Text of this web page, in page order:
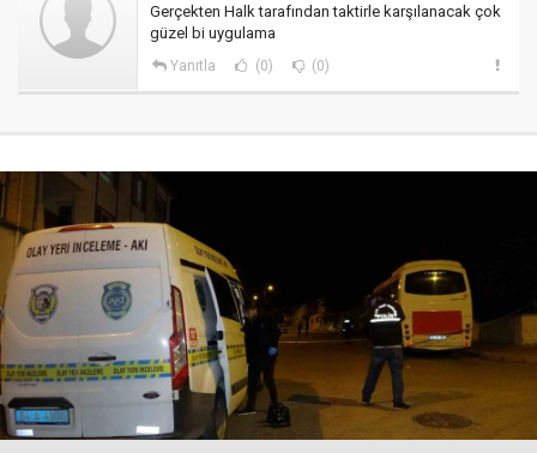
Gerçekten Halk tarafından taktirle karşılanacak çok
güzel bi uygulama
Yanıtla (0) (0)